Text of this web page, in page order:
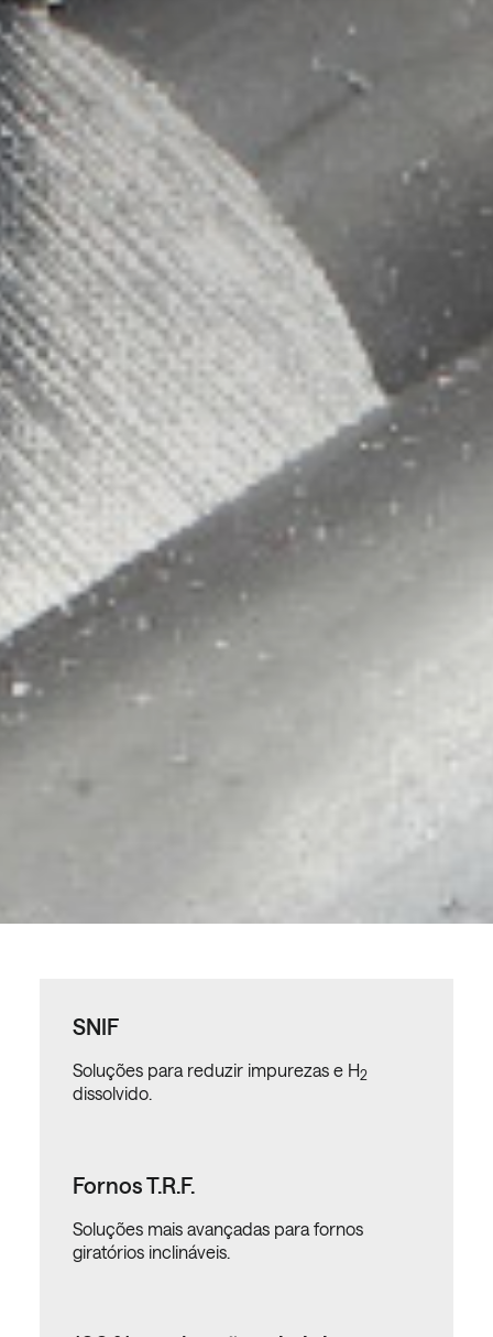
SNIF
Soluções para reduzir impurezas e H2
dissolvido.
Fornos T.R.F.
Soluções mais avançadas para fornos
giratórios inclináveis.